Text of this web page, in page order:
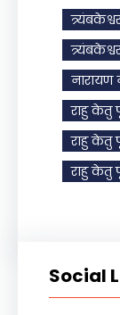
नारायण
राहु केतु
राहु केतु
राहु केतु
Social